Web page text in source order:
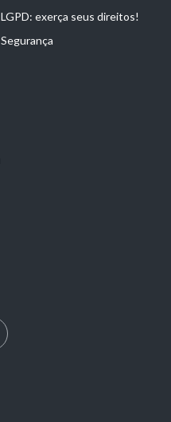
LGPD: exerça seus direitos!
Segurança